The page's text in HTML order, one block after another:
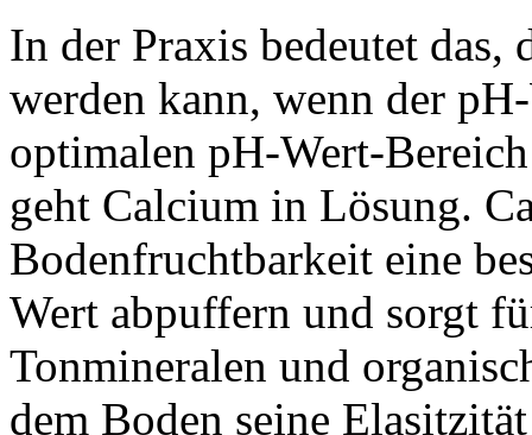
In der Praxis bedeutet
werden kann, wenn der
optimalen pH-Wert-
geht Calcium in Lösung.
Bodenfruchtbarkeit eine
Wert abpuffern und sorgt
Tonmineralen und
dem Boden seine